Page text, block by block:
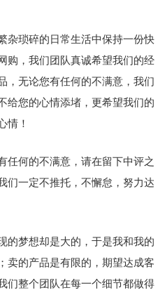
杂琐碎的日常生活中保持一份快
购，我们团队真诚希望我们的经
，无论您有任何的不满意，我们
给您的心情添堵，更希望我们的
情！
任何的不满意，请在留下中评之
们一定不推托，不懈怠，努力达
的梦想却是大的，于是我和我的
卖的产品是有限的，期望达成客
们整个团队在每一个细节都做得